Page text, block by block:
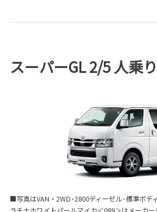
スーパーGL 2/5 人乗り
■写真はVAN・2WD･2800ディーゼル･標準ボデ
ラチナホワイトパールマイカ＜089＞はメーカ